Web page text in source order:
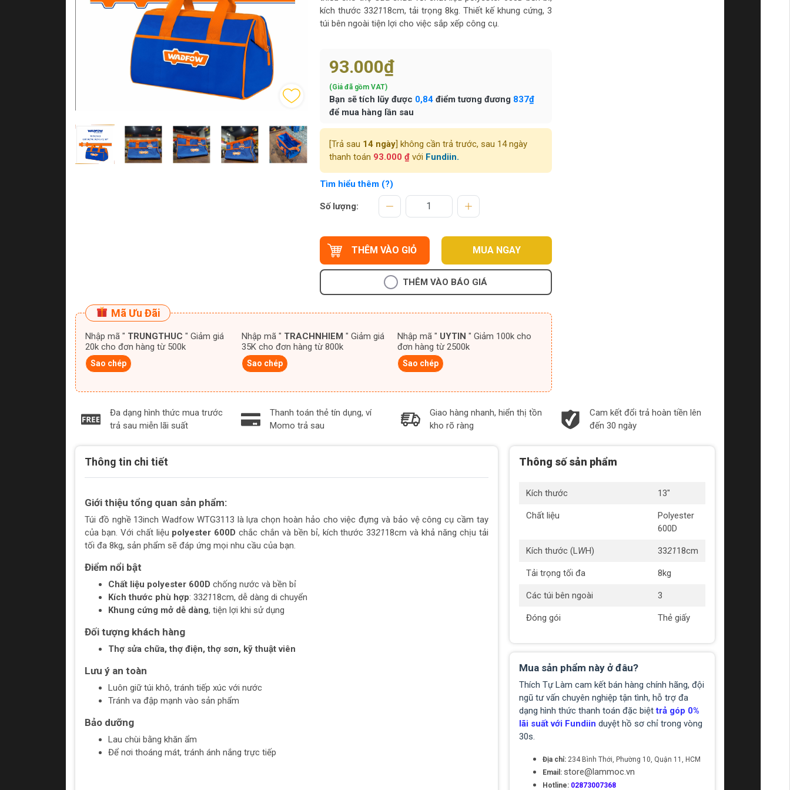
kích thước 332118cm, tải trọng 8kg. Thiết kế khung cứng, 3
túi bên ngoài tiện lợi cho việc sắp xếp công cụ.
93.000₫
(Giá đã gồm VAT)
Bạn sẽ tích lũy được 0,84điểm tương đương 837₫
để mua hàng lần sau
[Trả sau 14 ngày] không cần trả trước, sau 14 ngày
thanh toán 93.000 ₫với Fundiin.
Tìm hiểu thêm (?)
Số lượng:
THÊM VÀO GIỎ MUA NGAY
THÊM VÀO BÁO GIÁ
Mã Ưu Đãi
Nhập mã " TRUNGTHUC " Giảm giá
20k cho đơn hàng từ 500k
Sao chép
Nhập mã " TRACHNHIEM " Giảm giá
35K cho đơn hàng từ 800k
Sao chép
Nhập mã " UYTIN " Giảm 100k cho
đơn hàng từ 2500k
Sao chép
Đa dạng hình thức mua trước
trả sau miễn lãi suất
Thanh toán thẻ tín dụng, ví
Momo trả sau
Giao hàng nhanh, hiển thị tồn
kho rõ ràng
Cam kết đổi trả hoàn tiền lên
đến 30 ngày
Thông tin chi tiết
Giới thiệu tổng quan sản phẩm:
Túi đồ nghề 13inch Wadfow WTG3113 là lựa chọn hoàn hảo cho việc đựng và bảo vệ công cụ cầm tay
của bạn. Với chất liệu polyester 600D chắc chắn và bền bỉ, kích thước 332118cm và khả năng chịu tải
tối đa 8kg, sản phẩm sẽ đáp ứng mọi nhu cầu của bạn.
Điểm nổi bật
Chất liệu polyester 600D chống nước và bền bỉ
Kích thước phù hợp: 332118cm, dễ dàng di chuyển
Khung cứng mở dễ dàng, tiện lợi khi sử dụng
Đối tượng khách hàng
Thợ sửa chữa, thợ điện, thợ sơn, kỹ thuật viên
Lưu ý an toàn
Luôn giữ túi khô, tránh tiếp xúc với nước
Tránh va đập mạnh vào sản phẩm
Bảo dưỡng
Lau chùi bằng khăn ẩm
Để nơi thoáng mát, tránh ánh nắng trực tiếp
Thông số sản phẩm
Kích thước 13"
Chất liệu
Polyester
600D
Kích thước (LWH) 332118cm
Tải trọng tối đa 8kg
Các túi bên ngoài 3
Đóng gói Thẻ giấy
Mua sản phẩm này ở đâu?
Thích Tự Làm cam kết bán hàng chính hãng, đội
ngũ tư vấn chuyên nghiệp tận tình, hỗ trợ đa
dạng hình thức thanh toán đặc biệttrả góp 0%
lãi suất với Fundiin duyệt hồ sơ chỉ trong vòng
30s.
Địa chỉ: 234 Bình Thới, Phường 10, Quận 11, HCM
Email: store@lammoc.vn
Hotline: 02873007368